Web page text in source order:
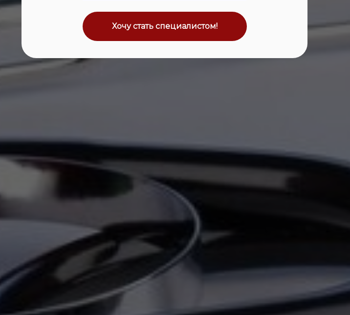
Хочу стать специалистом!